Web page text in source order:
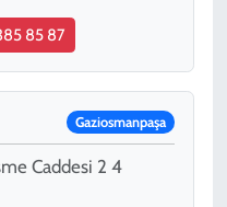
85 87
Gaziosmanpaşa
Caddesi 2 4